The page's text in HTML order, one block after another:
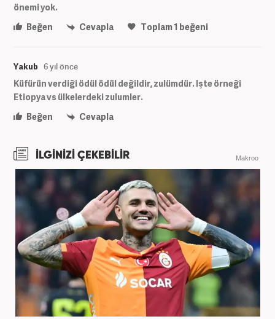
önemi yok.
Beğen
Cevapla Toplam1 beğeni
Yakub 6 yıl önce
Küfürün verdiği ödül ödül değildir, zulümdür. Işte örneği
Etiopya vs ülkelerdeki zulumler.
Beğen
Cevapla
İLGİNİZİ ÇEKEBİLİR Makroo